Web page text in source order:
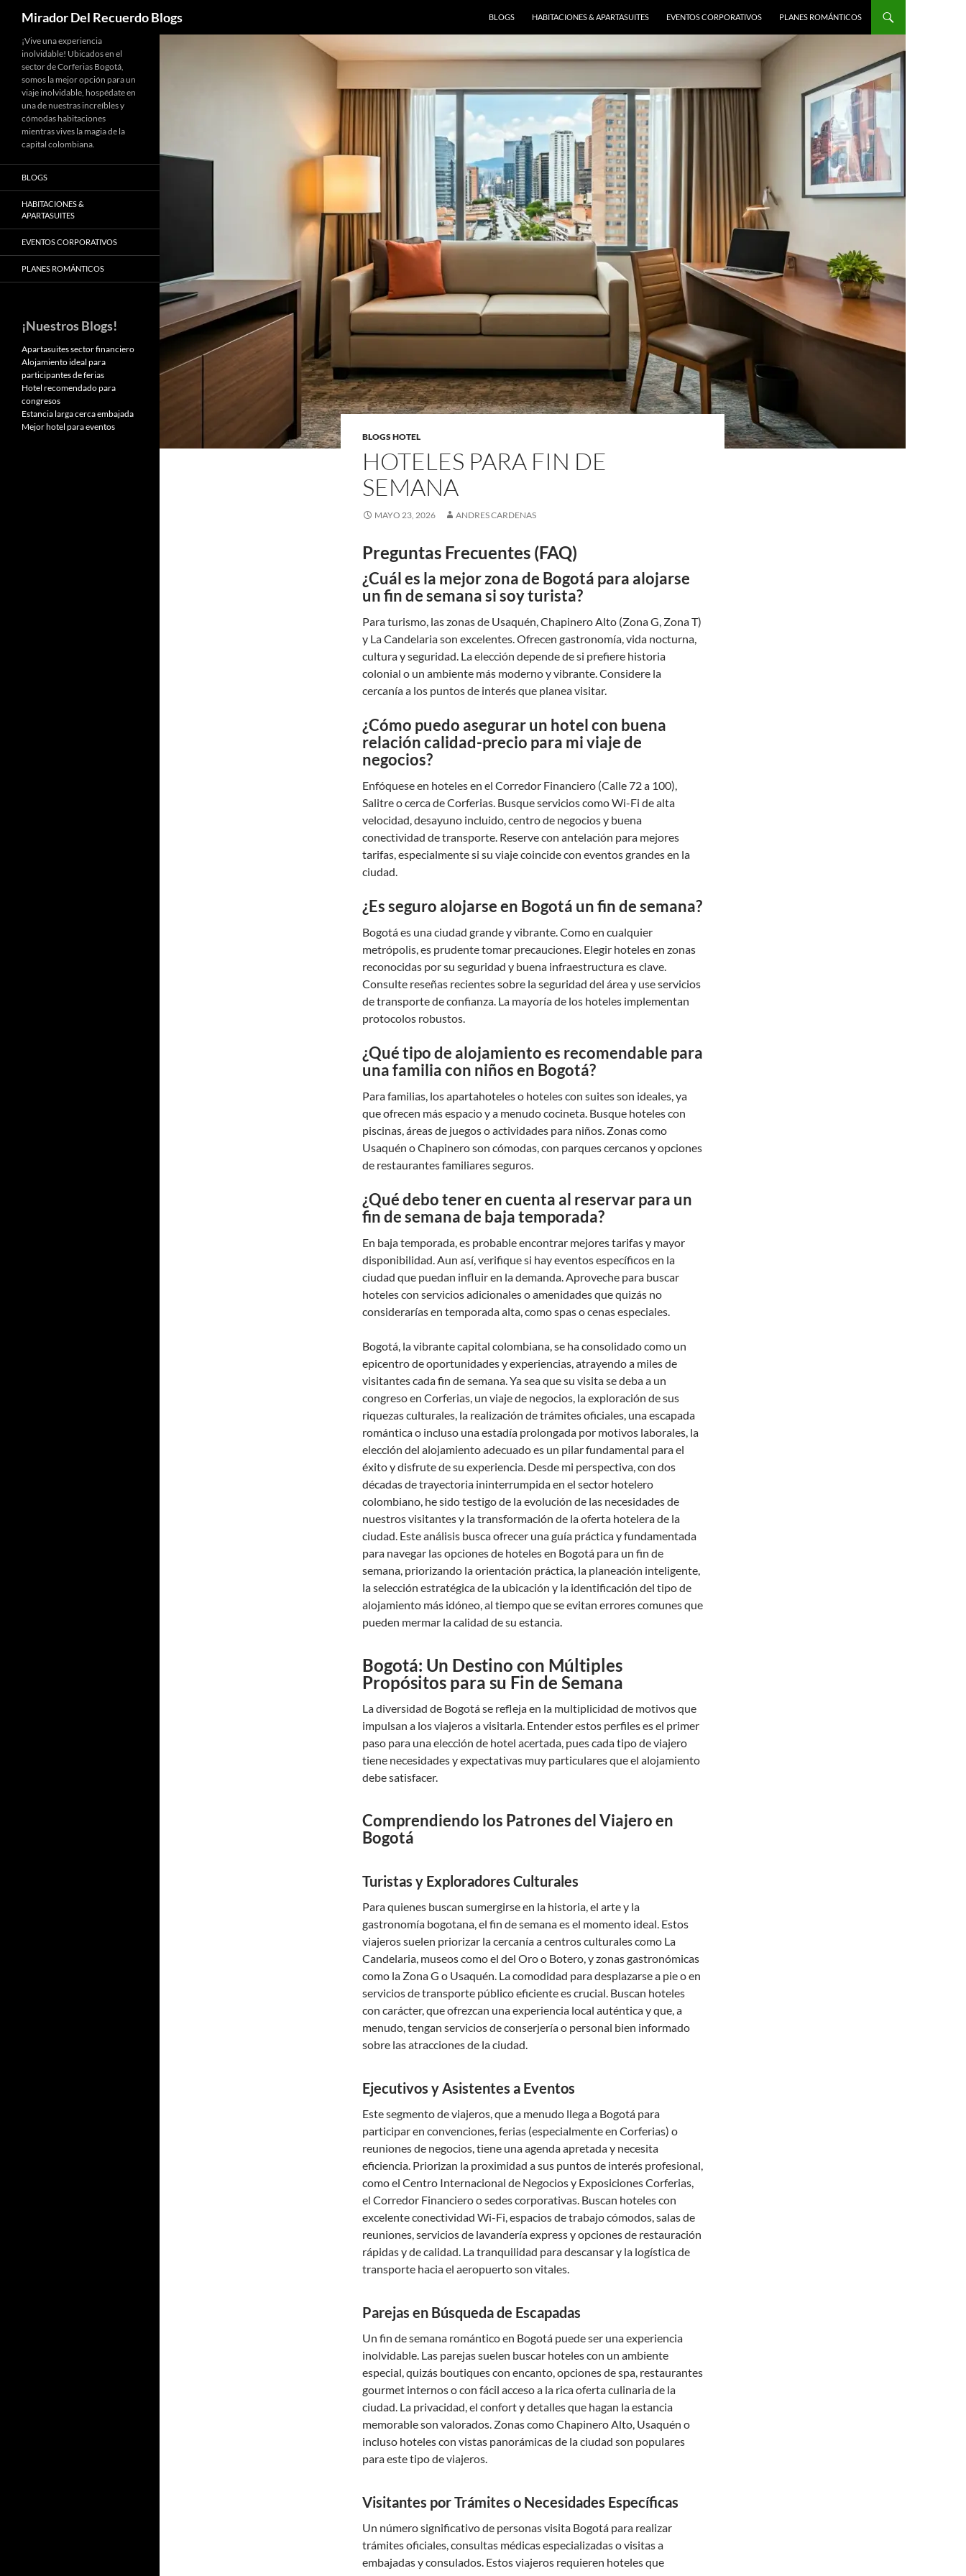
Saltar
contenido
Mirador Del Recuerdo Blogs BLOGS HABITACIONES & APARTASUITES EVENTOS CORPORATIVOS PLANES ROMÁNTICOS
BLOGS HOTEL
HOTELES PARA FIN DE
SEMANA
MAYO 23, 2026 ANDRES CARDENAS
Preguntas Frecuentes (FAQ)
¿Cuál es la mejor zona de Bogotá para alojarse
un fin de semana si soy turista?
Para turismo, las zonas de Usaquén, Chapinero Alto (Zona G, Zona T)
y La Candelaria son excelentes. Ofrecen gastronomía, vida nocturna,
cultura y seguridad. La elección depende de si prefiere historia
colonial o un ambiente más moderno y vibrante. Considere la
cercanía a los puntos de interés que planea visitar.
¿Cómo puedo asegurar un hotel con buena
relación calidad-precio para mi viaje de
negocios?
Enfóquese en hoteles en el Corredor Financiero (Calle 72 a 100),
Salitre o cerca de Corferias. Busque servicios como Wi-Fi de alta
velocidad, desayuno incluido, centro de negocios y buena
conectividad de transporte. Reserve con antelación para mejores
tarifas, especialmente si su viaje coincide con eventos grandes en la
ciudad.
¿Es seguro alojarse en Bogotá un fin de semana?
Bogotá es una ciudad grande y vibrante. Como en cualquier
metrópolis, es prudente tomar precauciones. Elegir hoteles en zonas
reconocidas por su seguridad y buena infraestructura es clave.
Consulte reseñas recientes sobre la seguridad del área y use servicios
de transporte de confianza. La mayoría de los hoteles implementan
protocolos robustos.
¿Qué tipo de alojamiento es recomendable para
una familia con niños en Bogotá?
Para familias, los apartahoteles o hoteles con suites son ideales, ya
que ofrecen más espacio y a menudo cocineta. Busque hoteles con
piscinas, áreas de juegos o actividades para niños. Zonas como
Usaquén o Chapinero son cómodas, con parques cercanos y opciones
de restaurantes familiares seguros.
¿Qué debo tener en cuenta al reservar para un
fin de semana de baja temporada?
En baja temporada, es probable encontrar mejores tarifas y mayor
disponibilidad. Aun así, verifique si hay eventos específicos en la
ciudad que puedan influir en la demanda. Aproveche para buscar
hoteles con servicios adicionales o amenidades que quizás no
considerarías en temporada alta, como spas o cenas especiales.
Bogotá, la vibrante capital colombiana, se ha consolidado como un
epicentro de oportunidades y experiencias, atrayendo a miles de
visitantes cada fin de semana. Ya sea que su visita se deba a un
congreso en Corferias, un viaje de negocios, la exploración de sus
riquezas culturales, la realización de trámites oficiales, una escapada
romántica o incluso una estadía prolongada por motivos laborales, la
elección del alojamiento adecuado es un pilar fundamental para el
éxito y disfrute de su experiencia. Desde mi perspectiva, con dos
décadas de trayectoria ininterrumpida en el sector hotelero
colombiano, he sido testigo de la evolución de las necesidades de
nuestros visitantes y la transformación de la oferta hotelera de la
ciudad. Este análisis busca ofrecer una guía práctica y fundamentada
para navegar las opciones de hoteles en Bogotá para un fin de
semana, priorizando la orientación práctica, la planeación inteligente,
la selección estratégica de la ubicación y la identificación del tipo de
alojamiento más idóneo, al tiempo que se evitan errores comunes que
pueden mermar la calidad de su estancia.
Bogotá: Un Destino con Múltiples
Propósitos para su Fin de Semana
La diversidad de Bogotá se refleja en la multiplicidad de motivos que
impulsan a los viajeros a visitarla. Entender estos perfiles es el primer
paso para una elección de hotel acertada, pues cada tipo de viajero
tiene necesidades y expectativas muy particulares que el alojamiento
debe satisfacer.
Comprendiendo los Patrones del Viajero en
Bogotá
Turistas y Exploradores Culturales
Para quienes buscan sumergirse en la historia, el arte y la
gastronomía bogotana, el fin de semana es el momento ideal. Estos
viajeros suelen priorizar la cercanía a centros culturales como La
Candelaria, museos como el del Oro o Botero, y zonas gastronómicas
como la Zona G o Usaquén. La comodidad para desplazarse a pie o en
servicios de transporte público eficiente es crucial. Buscan hoteles
con carácter, que ofrezcan una experiencia local auténtica y que, a
menudo, tengan servicios de conserjería o personal bien informado
sobre las atracciones de la ciudad.
Ejecutivos y Asistentes a Eventos
Este segmento de viajeros, que a menudo llega a Bogotá para
participar en convenciones, ferias (especialmente en Corferias) o
reuniones de negocios, tiene una agenda apretada y necesita
eficiencia. Priorizan la proximidad a sus puntos de interés profesional,
como el Centro Internacional de Negocios y Exposiciones Corferias,
el Corredor Financiero o sedes corporativas. Buscan hoteles con
excelente conectividad Wi-Fi, espacios de trabajo cómodos, salas de
reuniones, servicios de lavandería express y opciones de restauración
rápidas y de calidad. La tranquilidad para descansar y la logística de
transporte hacia el aeropuerto son vitales.
Parejas en Búsqueda de Escapadas
Un fin de semana romántico en Bogotá puede ser una experiencia
inolvidable. Las parejas suelen buscar hoteles con un ambiente
especial, quizás boutiques con encanto, opciones de spa, restaurantes
gourmet internos o con fácil acceso a la rica oferta culinaria de la
ciudad. La privacidad, el confort y detalles que hagan la estancia
memorable son valorados. Zonas como Chapinero Alto, Usaquén o
incluso hoteles con vistas panorámicas de la ciudad son populares
para este tipo de viajeros.
Visitantes por Trámites o Necesidades Específicas
Un número significativo de personas visita Bogotá para realizar
trámites oficiales, consultas médicas especializadas o visitas a
embajadas y consulados. Estos viajeros requieren hoteles que
¡Vive una experiencia
inolvidable! Ubicados en el
sector de Corferias Bogotá,
somos la mejor opción para un
viaje inolvidable, hospédate en
una de nuestras increíbles y
cómodas habitaciones
mientras vives la magia de la
capital colombiana.
BLOGS
HABITACIONES &
APARTASUITES
EVENTOS CORPORATIVOS
PLANES ROMÁNTICOS
¡Nuestros Blogs!
Apartasuites sector financiero
Alojamiento ideal para
participantes de ferias
Hotel recomendado para
congresos
Estancia larga cerca embajada
Mejor hotel para eventos